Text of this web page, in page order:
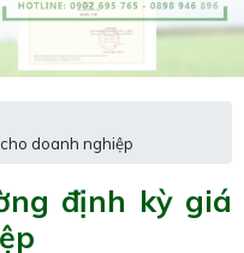
doanh nghiệp
định kỳ giá